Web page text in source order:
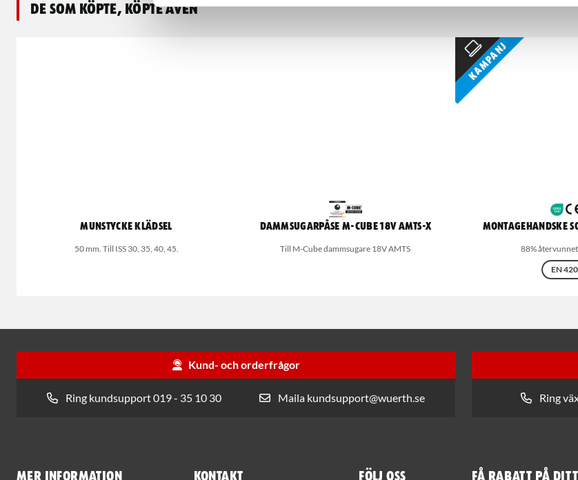
De som köpte, köpte även
Munstycke klädsel
50 mm. Till ISS 30, 35, 40, 45.
Dammsugarpåse M-Cube 18V AMTS-X
Till M-Cube dammsugare 18V AMTS
Kampanj
Montagehandske
88%
EN 420
Kund- och orderfrågor
Ring kundsupport 019 - 35 10 30 Maila kundsupport@wuerth.se Ring
Mer information Kontakt Följ oss Få rabatt på